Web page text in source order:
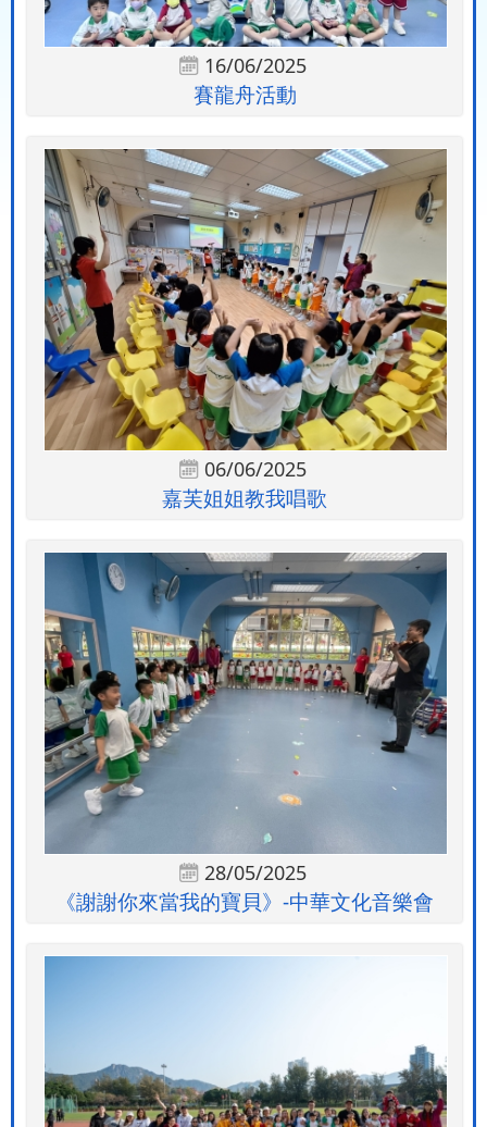
16/06/2025
賽龍舟活動
06/06/2025
嘉芙姐姐教我唱歌
28/05/2025
《謝謝你來當我的寶貝》-中華文化音樂會